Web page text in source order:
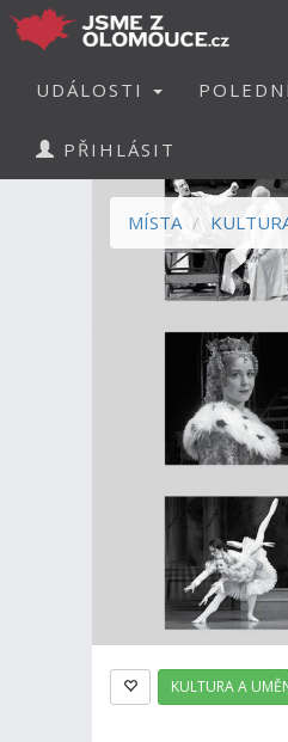
UDÁLOSTI
PŘIHLÁSIT
MÍSTA
KULTURA A